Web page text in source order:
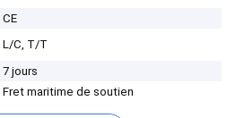
CE
L/C, T/T
7 jours
Fret maritime de soutien